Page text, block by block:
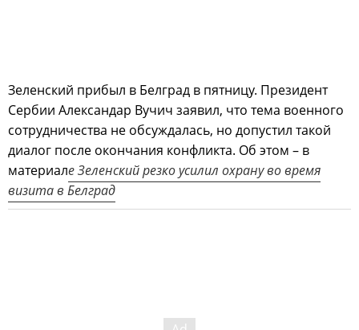
Зеленский прибыл в Белград в пятницу. Президент
Сербии Александар Вучич заявил, что тема военного
сотрудничества не обсуждалась, но допустил такой
диалог после окончания конфликта. Об этом – в
материале Зеленский резко усилил охрану во время
визита в Белград